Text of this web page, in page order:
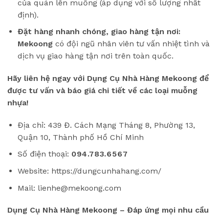
của quán lên muỗng (áp dụng với số lượng nhất
định).
Đặt hàng nhanh chóng, giao hàng tận nơi:
Mekoong có đội ngũ nhân viên tư vấn nhiệt tình và
dịch vụ giao hàng tận nơi trên toàn quốc.
Hãy liên hệ ngay với Dụng Cụ Nhà Hàng Mekoong để
được tư vấn và báo giá chi tiết về các loại muỗng
nhựa!
Địa chỉ: 439 Đ. Cách Mạng Tháng 8, Phường 13,
Quận 10, Thành phố Hồ Chí Minh
Số điện thoại: 094.783.6567
Website: https://dungcunhahang.com/
Mail: lienhe@mekoong.com
Dụng Cụ Nhà Hàng Mekoong – Đáp ứng mọi nhu cầu